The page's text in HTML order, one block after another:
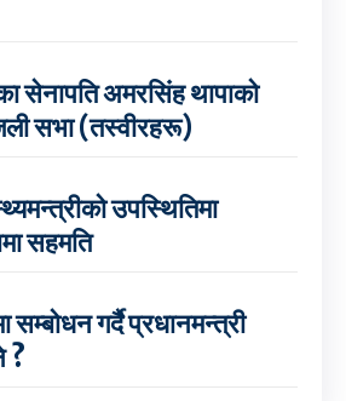
सेनापति अमरसिंह थापाको
सभा (तस्वीरहरू)
उपस्थितिमा
सहमति
सम्बोधन गर्दै प्रधानमन्त्री
?